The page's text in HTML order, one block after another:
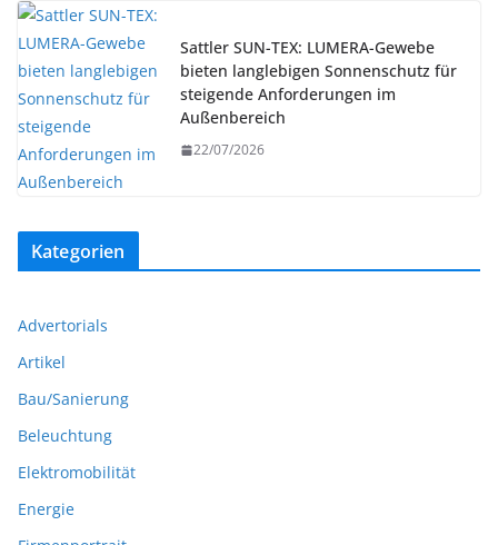
Sattler SUN-TEX: LUMERA-Gewebe
bieten langlebigen Sonnenschutz für
steigende Anforderungen im
Außenbereich
22/07/2026
Kategorien
Advertorials
Artikel
Bau/Sanierung
Beleuchtung
Elektromobilität
Energie